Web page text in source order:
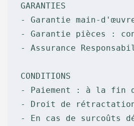
GARANTIES
- Garantie main-
- Garantie pièces :
- Assurance
CONDITIONS
- Paiement : à la fin
- Droit de
- En cas de surcoûts